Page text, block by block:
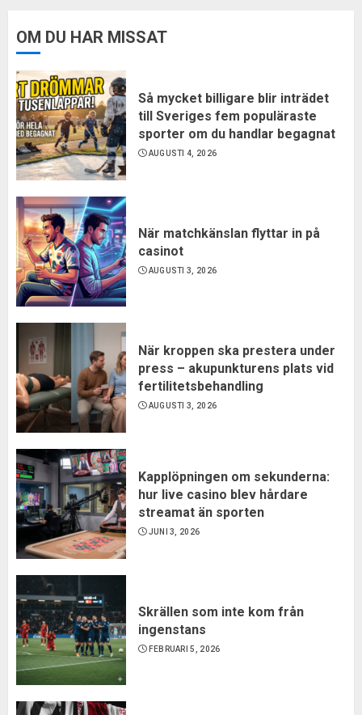
OM DU HAR MISSAT
Så mycket billigare blir inträdet
till Sveriges fem populäraste
sporter om du handlar begagnat
AUGUSTI 4, 2026
När matchkänslan flyttar in på
casinot
AUGUSTI 3, 2026
När kroppen ska prestera under
press – akupunkturens plats vid
fertilitetsbehandling
AUGUSTI 3, 2026
Kapplöpningen om sekunderna:
hur live casino blev hårdare
streamat än sporten
JUNI 3, 2026
Skrällen som inte kom från
ingenstans
FEBRUARI 5, 2026